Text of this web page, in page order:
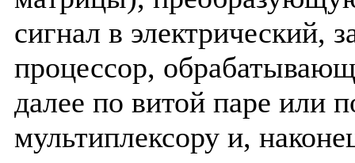
сигнал в электрический,
процессор,
далее по витой паре или
мультиплексору и,